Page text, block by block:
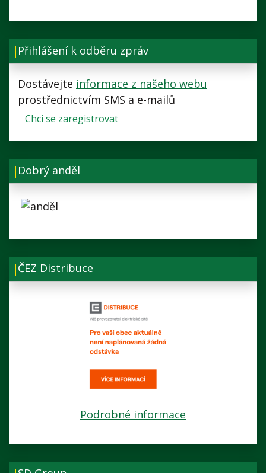
Přihlášení k odběru zpráv
Dostávejte informace z našeho webu
prostřednictvím SMS a e-mailů
Chci se zaregistrovat
Dobrý anděl
ČEZ Distribuce
Podrobné informace